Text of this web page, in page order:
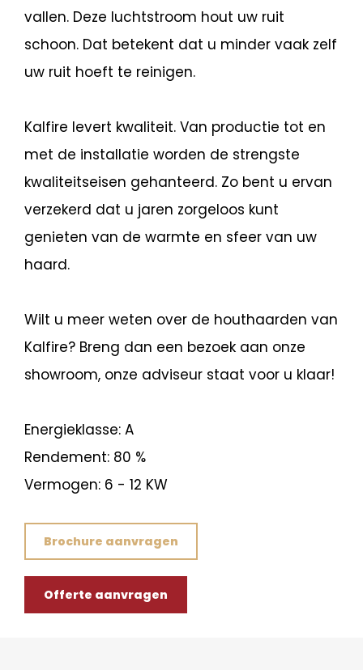
vallen. Deze luchtstroom hout uw ruit
schoon. Dat betekent dat u minder vaak zelf
uw ruit hoeft te reinigen.
Kalfire levert kwaliteit. Van productie tot en
met de installatie worden de strengste
kwaliteitseisen gehanteerd. Zo bent u ervan
verzekerd dat u jaren zorgeloos kunt
genieten van de warmte en sfeer van uw
haard.
Wilt u meer weten over de houthaarden van
Kalfire? Breng dan een bezoek aan onze
showroom, onze adviseur staat voor u klaar!
Energieklasse: A
Rendement: 80 %
Vermogen: 6 - 12 KW
Brochure aanvragen
Offerte aanvragen